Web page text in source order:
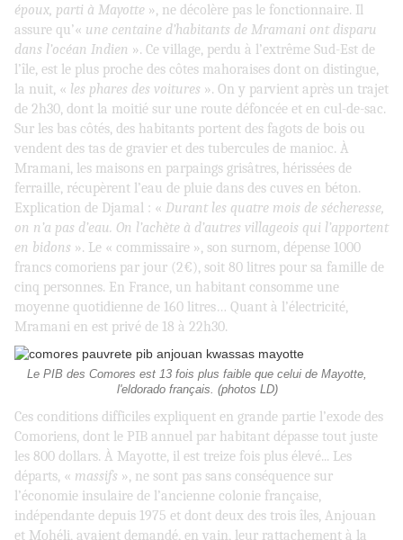
époux, parti à Mayotte », ne décolère pas le fonctionnaire. Il
assure qu’« une centaine d’habitants de Mramani ont disparu
dans l’océan Indien ». Ce village, perdu à l’extrême Sud-Est de
l’île, est le plus proche des côtes mahoraises dont on distingue,
la nuit, « les phares des voitures ». On y parvient après un trajet
de 2h30, dont la moitié sur une route défoncée et en cul-de-sac.
Sur les bas côtés, des habitants portent des fagots de bois ou
vendent des tas de gravier et des tubercules de manioc. À
Mramani, les maisons en parpaings grisâtres, hérissées de
ferraille, récupèrent l’eau de pluie dans des cuves en béton.
Explication de Djamal : « Durant les quatre mois de sécheresse,
on n’a pas d’eau. On l’achète à d’autres villageois qui l’apportent
en bidons ». Le « commissaire », son surnom, dépense 1000
francs comoriens par jour (2€), soit 80 litres pour sa famille de
cinq personnes. En France, un habitant consomme une
moyenne quotidienne de 160 litres… Quant à l’électricité,
Mramani en est privé de 18 à 22h30.
Le PIB des Comores est 13 fois plus faible que celui de Mayotte,
l'eldorado français. (photos LD)
Ces conditions difficiles expliquent en grande partie l’exode des
Comoriens, dont le PIB annuel par habitant dépasse tout juste
les 800 dollars. À Mayotte, il est treize fois plus élevé... Les
départs, « massifs », ne sont pas sans conséquence sur
l’économie insulaire de l’ancienne colonie française,
indépendante depuis 1975 et dont deux des trois îles, Anjouan
et Mohéli, avaient demandé, en vain, leur rattachement à la